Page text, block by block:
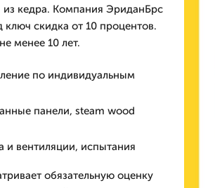
кедра. Компания ЭриданБрс
ключ скидка от 10 процентов.
менее 10 лет.
по индивидуальным
панели, steam wood
и вентиляции, испытания
обязательную оценку